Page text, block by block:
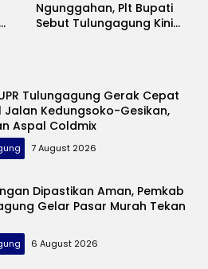
Ngunggahan, Plt Bupati
Sebut Tulungagung Kini
Tulungagung Gerak Cepat
Jalan Kedungsoko-Gesikan,
Aspal Coldmix
7 August 2026
Dipastikan Aman, Pemkab
Gelar Pasar Murah Tekan
6 August 2026